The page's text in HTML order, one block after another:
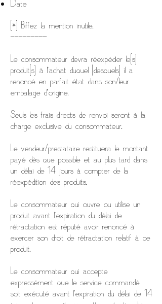
Date
(*) Biffez la mention inutile.
---------
Le consommateur devra réexpédier le(s)
produit(s) à l'achat duquel (desquels) il a
renoncé en parfait état dans son/leur
emballage d’origine.
Seuls les frais directs de renvoi seront à la
charge exclusive du consommateur.
Le vendeur/prestataire restituera le montant
payé dès que possible et au plus tard dans
un délai de 14 jours à compter de la
réexpédition des produits.
Le consommateur qui ouvre ou utilise un
produit avant l’expiration du délai de
rétractation est réputé avoir renoncé à
exercer son droit de rétractation relatif à ce
produit.
Le consommateur qui accepte
expressément que le service commandé
soit exécuté avant l’expiration du délai de 14